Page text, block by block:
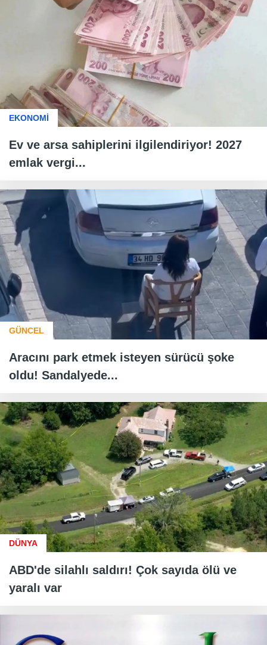
EKONOMİ
Ev ve arsa sahiplerini ilgilendiriyor! 2027
emlak vergi...
GÜNCEL
Aracını park etmek isteyen sürücü şoke
oldu! Sandalyede...
DÜNYA
ABD'de silahlı saldırı! Çok sayıda ölü ve
yaralı var